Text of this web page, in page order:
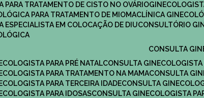
PARA TRATAMENTO DE CISTO NO OVÁRIO
PARA TRATAMENTO DE MIOMA
CLÍNICA
ESPECIALISTA EM COLOCAÇÃO DE DIU
CONSULTÓRIO
CONSULTA
PARA PRÉ NATAL
CONSULTA
PARA TRATAMENTO NA MAMA
CONSULTA
PARA TERCEIRA IDADE
CONSULTA
PARA IDOSAS
CONSULTA GINECOLOGISTA